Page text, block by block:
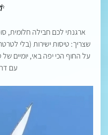
ארגנתי לכם חבילה חלומית,
שצריך: טיסות ישירות (בלי
על החוף הכי יפה באי, יומיים
עם